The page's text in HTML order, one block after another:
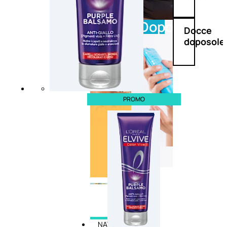
Doposole
Docce
doposole
NATURALI
PROMO